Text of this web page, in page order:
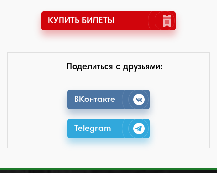
КУПИТЬ БИЛЕТЫ
Поделиться с друзьями:
ВКонтакте
Telegram